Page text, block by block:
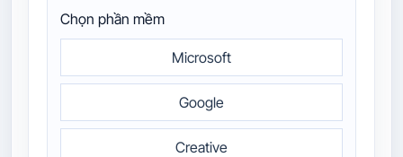
Chọn phần mềm
Microsoft
Google
Creative